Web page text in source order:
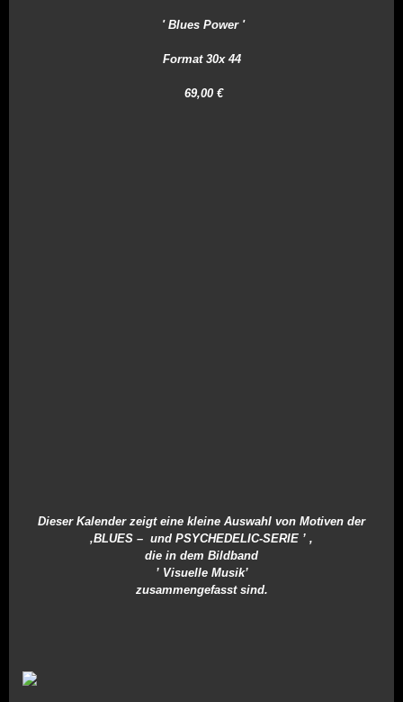
' Blues Power '
Format 30x 44
69,00 €
Dieser Kalender zeigt eine kleine Auswahl von Motiven der
‚BLUES – und PSYCHEDELIC-SERIE ’ ,
die in dem Bildband
’ Visuelle Musik’
zusammengefasst sind.